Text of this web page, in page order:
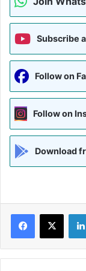
Subscribe
Follow on
Follow on
Download
Facebook
X